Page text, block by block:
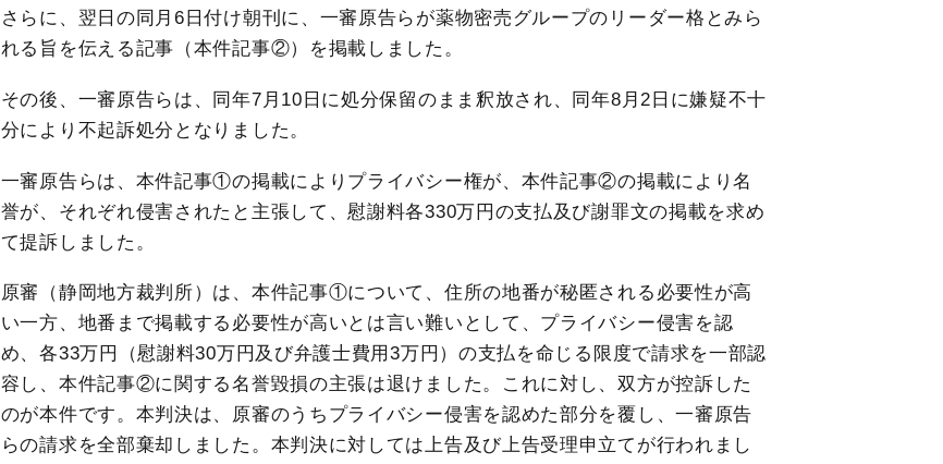
さらに、翌日の同月6日付け朝刊に、一審原告らが薬物密売グループのリーダー格とみら
れる旨を伝える記事（本件記事②）を掲載しました。
その後、一審原告らは、同年7月10日に処分保留のまま釈放され、同年8月2日に嫌疑不十
分により不起訴処分となりました。
一審原告らは、本件記事①の掲載によりプライバシー権が、本件記事②の掲載により名
誉が、それぞれ侵害されたと主張して、慰謝料各330万円の支払及び謝罪文の掲載を求め
て提訴しました。
原審（静岡地方裁判所）は、本件記事①について、住所の地番が秘匿される必要性が高
い一方、地番まで掲載する必要性が高いとは言い難いとして、プライバシー侵害を認
め、各33万円（慰謝料30万円及び弁護士費用3万円）の支払を命じる限度で請求を一部認
容し、本件記事②に関する名誉毀損の主張は退けました。これに対し、双方が控訴した
のが本件です。本判決は、原審のうちプライバシー侵害を認めた部分を覆し、一審原告
らの請求を全部棄却しました。本判決に対しては上告及び上告受理申立てが行われまし